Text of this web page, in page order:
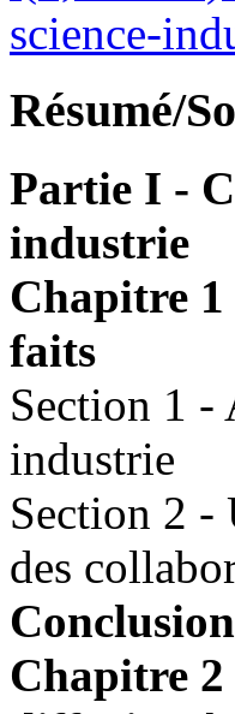
science-
Résumé/
Partie I -
industrie
Chapitre 1
faits
Section 1 -
industrie
Section 2 -
des
Chapitre